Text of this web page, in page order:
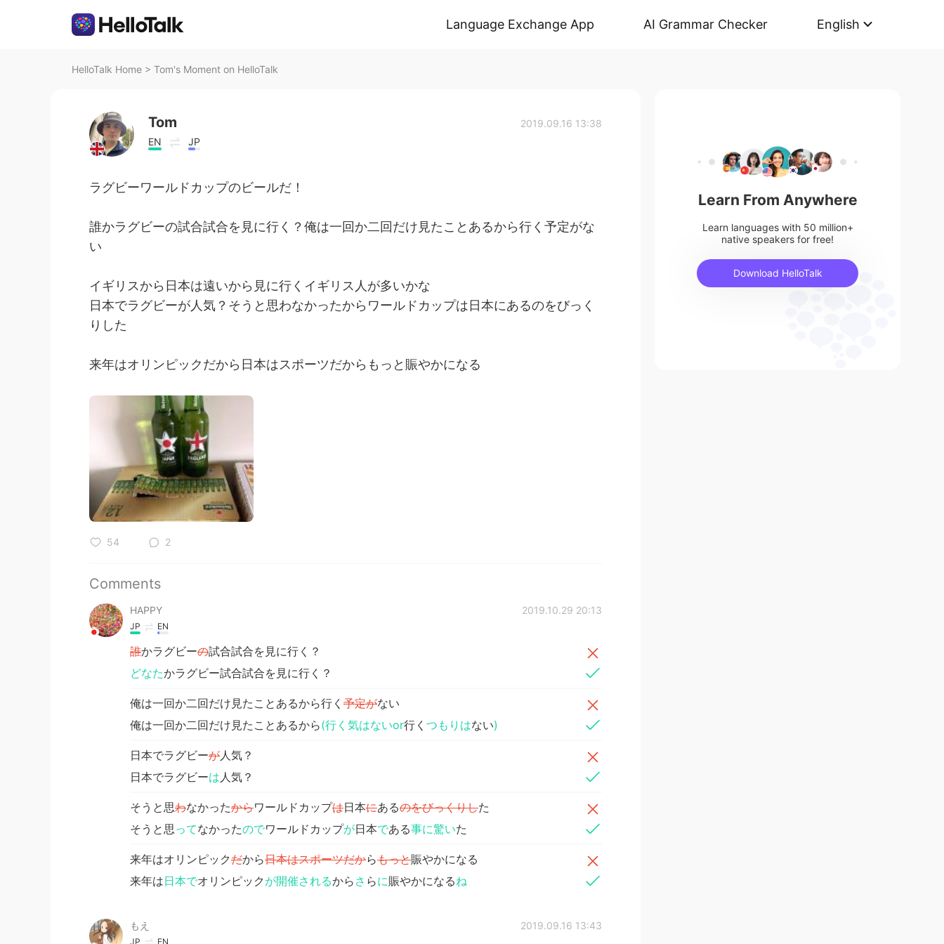
Language Exchange App AI Grammar Checker English
HelloTalk Home > Tom's Moment on HelloTalk
Tom
EN JP
2019.09.16 13:38
ラグビーワールドカップのビールだ！
誰かラグビーの試合試合を見に行く？俺は一回か二回だけ見たことあるから行く予定がな
い
イギリスから日本は遠いから見に行くイギリス人が多いかな
日本でラグビーが人気？そうと思わなかったからワールドカップは日本にあるのをびっく
りした
来年はオリンピックだから日本はスポーツだからもっと賑やかになる
54 2
Comments
HAPPY 2019.10.29 20:13
JP EN
誰かラグビーの試合試合を見に行く？
どなたかラグビー試合試合を見に行く？
俺は一回か二回だけ見たことあるから行く 予定がない
俺は一回か二回だけ見たことあるから(行く気はないor行く つもりはない)
日本でラグビーが 人気？
日本でラグビーは 人気？
そうと思わなかったからワールドカップは日本にあるのをびっくりした
そうと思ってなかったのでワールドカップが日本である事に驚いた
来年はオリンピックだから日本はスポーツだからもっと賑やかになる
来年は日本でオリンピック が開催されるから さ らに賑やかになるね
もえ 2019.09.16 13:43
JP EN
Learn From Anywhere
Learn languages with 50 million+
native speakers for free!
Download HelloTalk